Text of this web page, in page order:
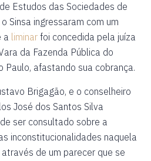
Estudos das Sociedades de
Sinsa ingressaram com um
a liminar foi concedida pela juíza
da Fazenda Pública do
Paulo, afastando sua cobrança.
Brigagão, e o conselheiro
José dos Santos Silva
ser consultado sobre a
inconstitucionalidades naquela
de um parecer que se